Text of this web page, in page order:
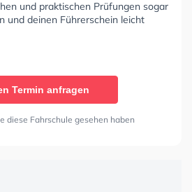
und praktischen Prüfungen sogar
und deinen Führerschein leicht
Termin anfragen
diese Fahrschule gesehen haben